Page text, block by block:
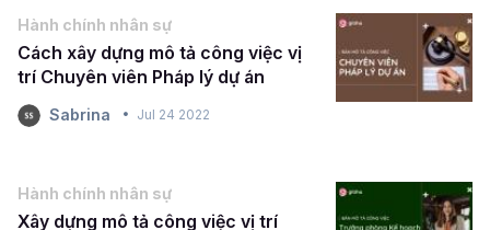
Hành chính nhân sự
Cách xây dựng mô tả công việc vị
trí Chuyên viên Pháp lý dự án
Sabrina Jul 24 2022
Hành chính nhân sự
Xây dựng mô tả công việc vị trí